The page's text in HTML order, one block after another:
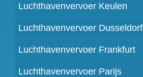
Luchthavenvervoer Keulen
Luchthavenvervoer Dusseldorf
Luchthavenvervoer Frankfurt
Luchthavenvervoer Parijs